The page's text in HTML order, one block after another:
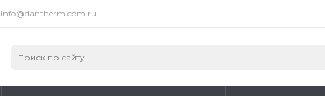
info@dantherm.com.ru